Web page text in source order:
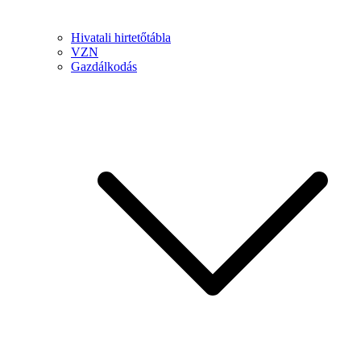
Hivatali hirtetőtábla
VZN
Gazdálkodás